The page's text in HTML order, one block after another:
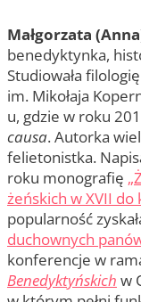
Małgorzata
benedyktynka,
Studiowała
im. Mikołaja
u, gdzie w roku
causa. Autorka
felietonistka.
roku monografię
żeńskich w XVII do
popularność
duchownych
konferencje w
Benedyktyńskich w